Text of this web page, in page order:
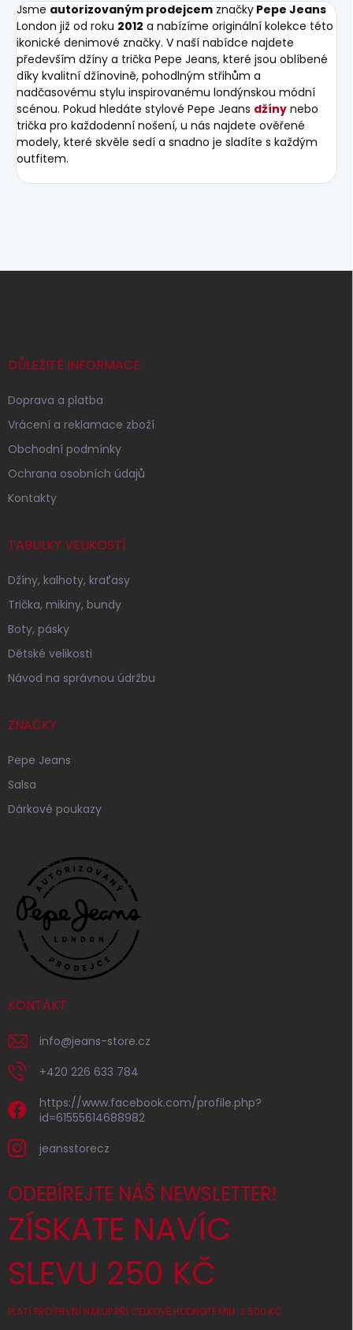
Jsme autorizovaným prodejcem značky Pepe Jeans
London již od roku 2012 a nabízíme originální kolekce této
ikonické denimové značky. V naší nabídce najdete
především džíny a trička Pepe Jeans, které jsou oblíbené
díky kvalitní džínovině, pohodlným střihům a
nadčasovému stylu inspirovanému londýnskou módní
scénou. Pokud hledáte stylové Pepe Jeans džíny nebo
trička pro každodenní nošení, u nás najdete ověřené
modely, které skvěle sedí a snadno je sladíte s každým
outfitem.
Z
DŮLEŽITÉ INFORMACE
Doprava a platba
Vrácení a reklamace zboží
Obchodní podmínky
Ochrana osobních údajů
Kontakty
TABULKY VELIKOSTÍ
Džíny, kalhoty, kraťasy
Trička, mikiny, bundy
Boty, pásky
Dětské velikosti
Návod na správnou údržbu
ZNAČKY
Pepe Jeans
Salsa
Dárkové poukazy
KONTAKT
info@jeans-store.cz
+420 226 633 784
https://www.facebook.com/profile.php?
id=61555614688982
jeansstorecz
ODEBÍREJTE NÁŠ NEWSLETTER!
ZÍSKATE NAVÍC
SLEVU 250 KČ
PLATÍ PRO PRVNÍ NÁKUP PŘI CELKOVÉ HODNOTĚ MIN. 2 500 KČ